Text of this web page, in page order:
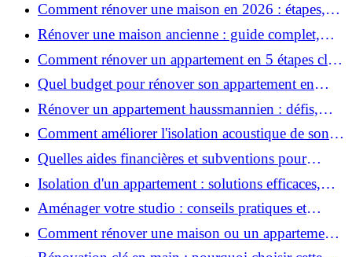
Comment rénover une maison en 2026 : étapes,
coûts et conseils ?
Rénover une maison ancienne : guide complet,
étapes, budget et astuces
Comment rénover un appartement en 5 étapes clés
?
Quel budget pour rénover son appartement en
2026 ?
Rénover un appartement haussmannien : défis,
conseils pratiques et estimation des prix
Comment améliorer l'isolation acoustique de son
appartement ?
Quelles aides financières et subventions pour
rénover votre appartement en 2026 ?
Isolation d'un appartement : solutions efficaces,
prix et conseils
Aménager votre studio : conseils pratiques et
erreurs à éviter
Comment rénover une maison ou un appartement
avec 50 000 € : budget, étapes et astuces ?